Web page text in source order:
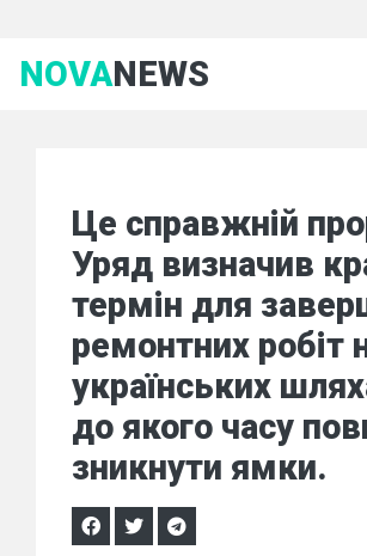
NOVANEWS
Це справжній
Уряд визначив
термін для
ремонтних робіт
українських
до якого часу
зникнути ямки.